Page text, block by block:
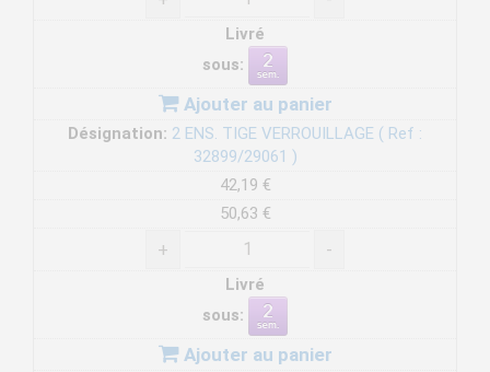
Livré
sous:
Ajouter au panier
Désignation: 2 ENS. TIGE VERROUILLAGE ( Ref :
32899/29061 )
42,19 €
50,63 €
+ -
Livré
sous:
Ajouter au panier